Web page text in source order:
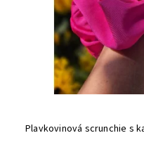
Plavkovinová scrunchie s